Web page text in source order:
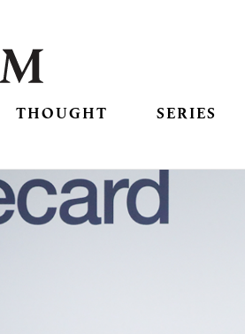
THOUGHT SERIES